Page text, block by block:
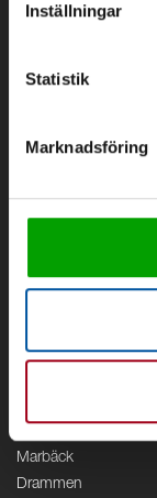
Inställningar
Statistik
Marknadsföring
Områden
Vattenrening
Geoenergi
Debe
Marbäck
Drammen